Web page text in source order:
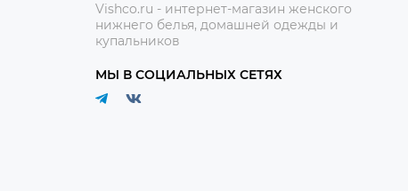
Vishco.ru - интернет-магазин женского
нижнего белья, домашней одежды и
купальников
МЫ В СОЦИАЛЬНЫХ СЕТЯХ